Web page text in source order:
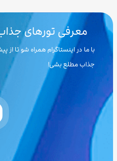
معرفی تورهای
با ما در اینستاگرام همراه شو تا
جذاب مطلع بشی!